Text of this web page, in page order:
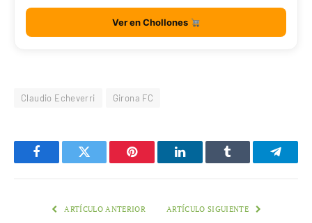
Ver en Chollones
Claudio Echeverri Girona FC
FacebookTwitter Pinterest LinkedInTumblr
ARTÍCULO ANTERIOR ARTÍCULO SIGUIENTE